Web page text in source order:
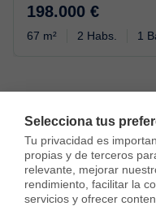
Selecciona tus
Tu privacidad es
propias y de terceros
relevante, mejorar
rendimiento, facilitar la
servicios y ofrecer
198.000 €
67 m² 2 Habs. 1
Vivir en
Top ciudades en toda